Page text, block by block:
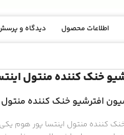
اطلاعات محصول دیدگاه و
خنک‌ کننده منتول
افترشیو خنک‌ کننده
کننده منتول اینتسا پور هوم